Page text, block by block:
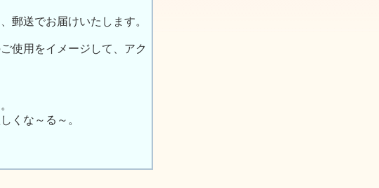
郵送でお届けいたします。
使用をイメージして、アク
くな～る～。